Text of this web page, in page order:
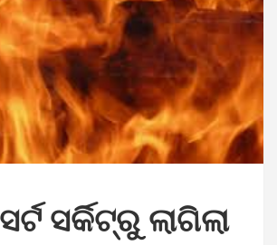
ସର୍କିଟ୍‌ରୁ ଲାଗିଲା